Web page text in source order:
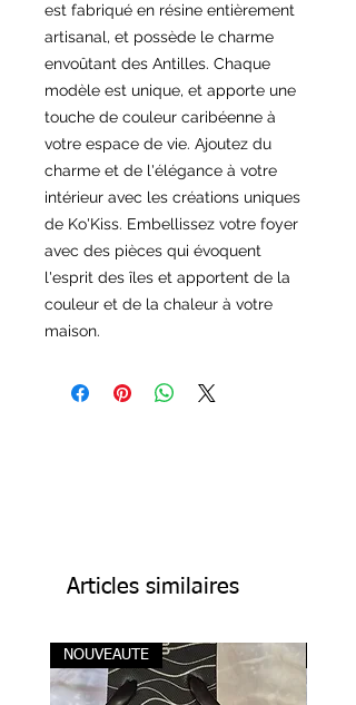
est fabriqué en résine entièrement
artisanal, et possède le charme
envoûtant des Antilles. Chaque
modèle est unique, et apporte une
touche de couleur caribéenne à
votre espace de vie. Ajoutez du
charme et de l'élégance à votre
intérieur avec les créations uniques
de Ko'Kiss. Embellissez votre foyer
avec des pièces qui évoquent
l'esprit des îles et apportent de la
couleur et de la chaleur à votre
maison.
Articles similaires
NOUVEAUTE